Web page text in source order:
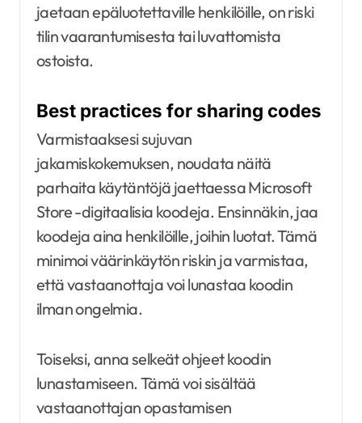
jaetaan epäluotettaville henkilöille, on riski
tilin vaarantumisesta tai luvattomista
ostoista.
Best practices for sharing codes
Varmistaaksesi sujuvan
jakamiskokemuksen, noudata näitä
parhaita käytäntöjä jaettaessa Microsoft
Store -digitaalisia koodeja. Ensinnäkin, jaa
koodeja aina henkilöille, joihin luotat. Tämä
minimoi väärinkäytön riskin ja varmistaa,
että vastaanottaja voi lunastaa koodin
ilman ongelmia.
Toiseksi, anna selkeät ohjeet koodin
lunastamiseen. Tämä voi sisältää
vastaanottajan opastamisen